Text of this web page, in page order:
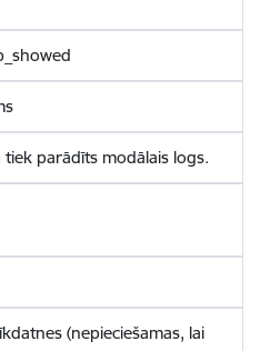
tiek parādīts modālais logs.
(nepieciešamas, lai